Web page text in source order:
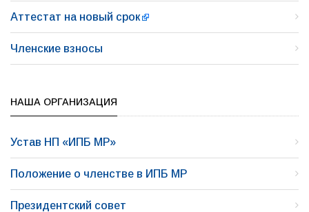
Аттестат на новый срок
Членские взносы
НАША ОРГАНИЗАЦИЯ
Устав НП «ИПБ МР»
Положение о членстве в ИПБ МР
Президентский совет